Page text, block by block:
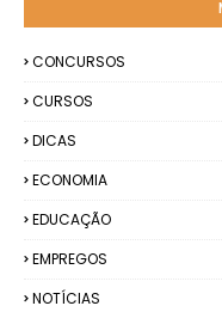
CONCURSOS
CURSOS
DICAS
ECONOMIA
EDUCAÇÃO
EMPREGOS
NOTÍCIAS